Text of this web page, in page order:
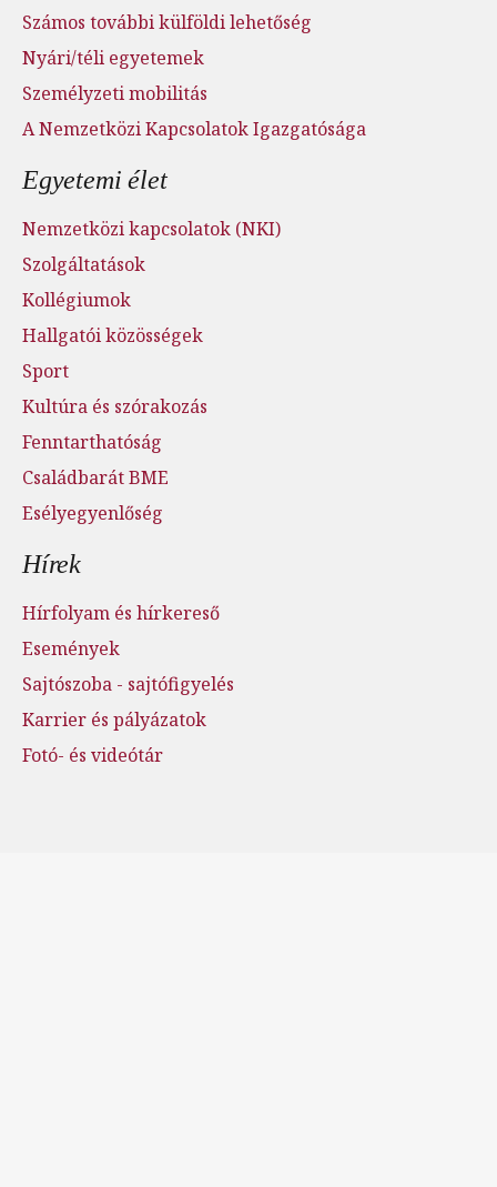
Számos további külföldi lehetőség
Nyári/téli egyetemek
Személyzeti mobilitás
A Nemzetközi Kapcsolatok Igazgatósága
Egyetemi élet
Nemzetközi kapcsolatok (NKI)
Szolgáltatások
Kollégiumok
Hallgatói közösségek
Sport
Kultúra és szórakozás
Fenntarthatóság
Családbarát BME
Esélyegyenlőség
Hírek
Hírfolyam és hírkereső
Események
Sajtószoba - sajtófigyelés
Karrier és pályázatok
Fotó- és videótár